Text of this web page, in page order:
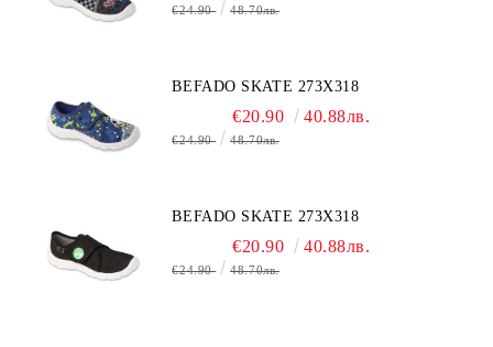
€24.90 48.70лв.
BEFADO SKATE 273X318
€20.90 40.88лв.
€24.90 48.70лв.
BEFADO SKATE 273X318
€20.90 40.88лв.
€24.90 48.70лв.